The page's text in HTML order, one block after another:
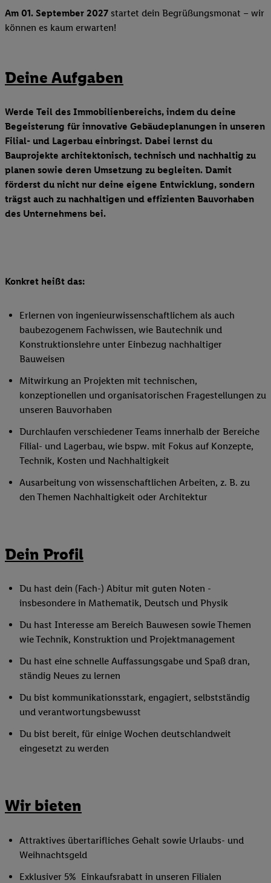
Am 01. September 2027 startet dein Begrüßungsmonat – wir
können es kaum erwarten!
Deine Aufgaben
Werde Teil des Immobilienbereichs, indem du deine
Begeisterung für innovative Gebäudeplanungen in unseren
Filial- und Lagerbau einbringst. Dabei lernst du
Bauprojekte architektonisch, technisch und nachhaltig zu
planen sowie deren Umsetzung zu begleiten. Damit
förderst du nicht nur deine eigene Entwicklung, sondern
trägst auch zu nachhaltigen und effizienten Bauvorhaben
des Unternehmens bei.
Konkret heißt das:
Erlernen von ingenieurwissenschaftlichem als auch
baubezogenem Fachwissen, wie Bautechnik und
Konstruktionslehre unter Einbezug nachhaltiger
Bauweisen
Mitwirkung an Projekten mit technischen,
konzeptionellen und organisatorischen Fragestellungen zu
unseren Bauvorhaben
Durchlaufen verschiedener Teams innerhalb der Bereiche
Filial- und Lagerbau, wie bspw. mit Fokus auf Konzepte,
Technik, Kosten und Nachhaltigkeit
Ausarbeitung von wissenschaftlichen Arbeiten, z. B. zu
den Themen Nachhaltigkeit oder Architektur
Dein Profil
Du hast dein (Fach-) Abitur mit guten Noten -
insbesondere in Mathematik, Deutsch und Physik
Du hast Interesse am Bereich Bauwesen sowie Themen
wie Technik, Konstruktion und Projektmanagement
Du hast eine schnelle Auffassungsgabe und Spaß dran,
ständig Neues zu lernen
Du bist kommunikationsstark, engagiert, selbstständig
und verantwortungsbewusst
Du bist bereit, für einige Wochen deutschlandweit
eingesetzt zu werden
Wir bieten
Attraktives übertarifliches Gehalt sowie Urlaubs- und
Weihnachtsgeld
Exklusiver 5% Einkaufsrabatt in unseren Filialen